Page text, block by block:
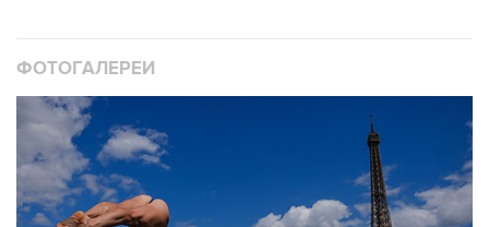
ФОТОГАЛЕРЕИ